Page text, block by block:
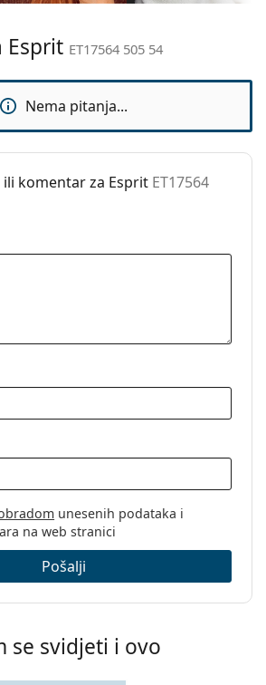
Ne
Ne
Da
Esprit
Esprit ET17564 505 54
Nema pitanja...
komentar za Esprit ET17564
unesenih podataka i
na web stranici
Pošalji
se svidjeti i ovo